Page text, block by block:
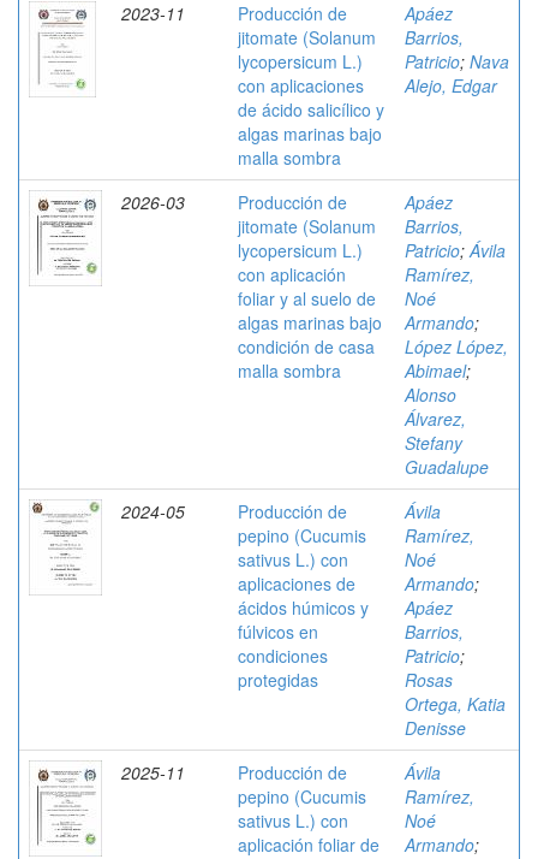
2023-11
Producción de
jitomate (Solanum
lycopersicum L.)
con aplicaciones
de ácido salicílico y
algas marinas bajo
malla sombra
Apáez
Barrios,
Patricio; Nava
Alejo, Edgar
2026-03
Producción de
jitomate (Solanum
lycopersicum L.)
con aplicación
foliar y al suelo de
algas marinas bajo
condición de casa
malla sombra
Apáez
Barrios,
Patricio;Ávila
Ramírez,
Noé
Armando;
López López,
Abimael;
Alonso
Álvarez,
Stefany
Guadalupe
2024-05
Producción de
pepino (Cucumis
sativus L.) con
aplicaciones de
ácidos húmicos y
fúlvicos en
condiciones
protegidas
Ávila
Ramírez,
Noé
Armando;
Apáez
Barrios,
Patricio;
Rosas
Ortega, Katia
Denisse
2025-11
Producción de
pepino (Cucumis
sativus L.) con
aplicación foliar de
Ávila
Ramírez,
Noé
Armando;